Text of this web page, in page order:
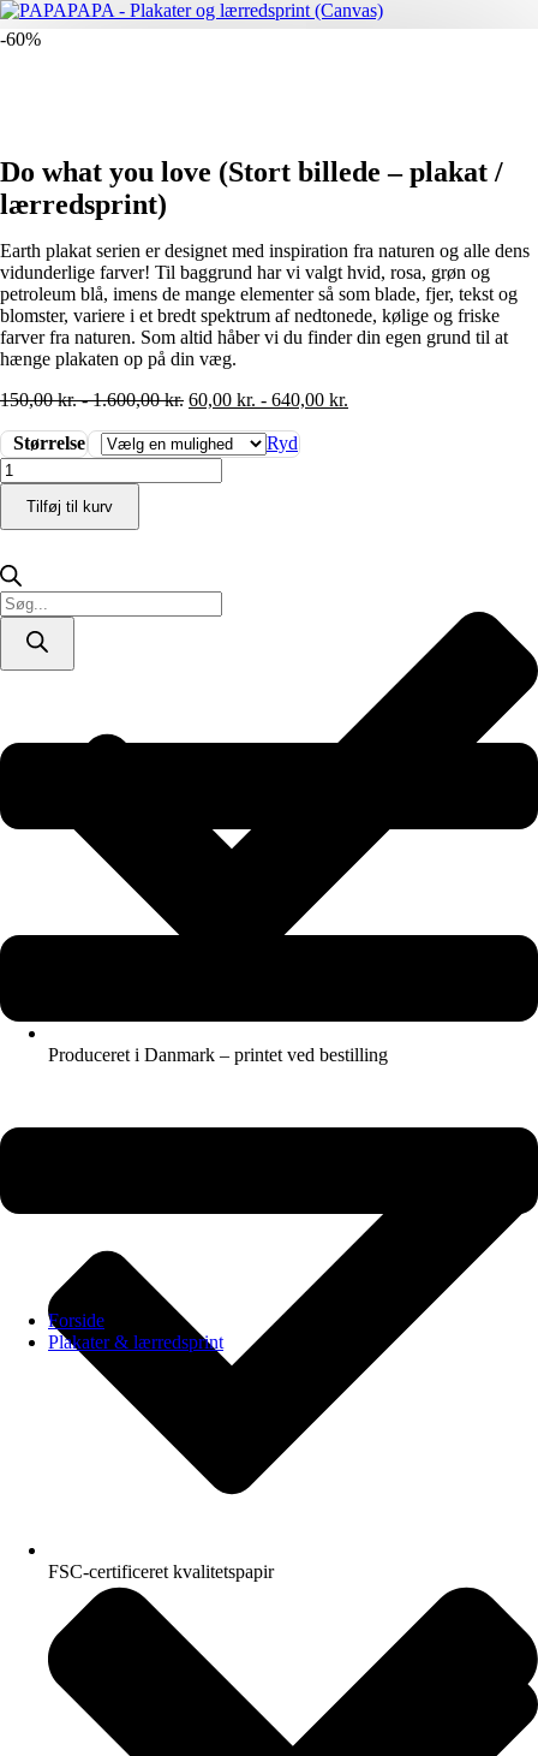
Products
search
Forside
Plakater & lærredsprint
-60%
Do what you love (Stort billede – plakat /
lærredsprint)
Earth plakat serien er designet med inspiration fra naturen og alle dens
vidunderlige farver! Til baggrund har vi valgt hvid, rosa, grøn og
petroleum blå, imens de mange elementer så som blade, fjer, tekst og
blomster, variere i et bredt spektrum af nedtonede, kølige og friske
farver fra naturen. Som altid håber vi du finder din egen grund til at
hænge plakaten op på din væg.
150,00kr.-1.600,00kr. 60,00 kr. - 640,00 kr.
Størrelse
Ryd
Do
what
love
billede
-
plakat
Tilføj til kurv
Produceret i Danmark – printet ved bestilling
FSC-certificeret kvalitetspapir